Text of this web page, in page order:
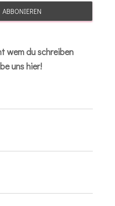
wem du schreiben
uns hier!